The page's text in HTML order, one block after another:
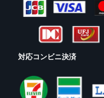
対応コンビニ決済